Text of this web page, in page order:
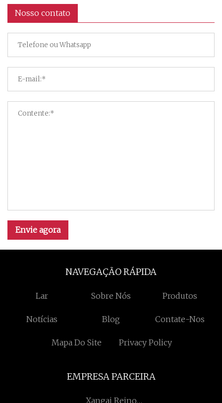
Nosso contato
Envie agora
NAVEGAÇÃO RÁPIDA
Lar Sobre Nós Produtos
Notícias Blog Contate-Nos
Mapa Do Site Privacy Policy
EMPRESA PARCEIRA
Xangai Reino